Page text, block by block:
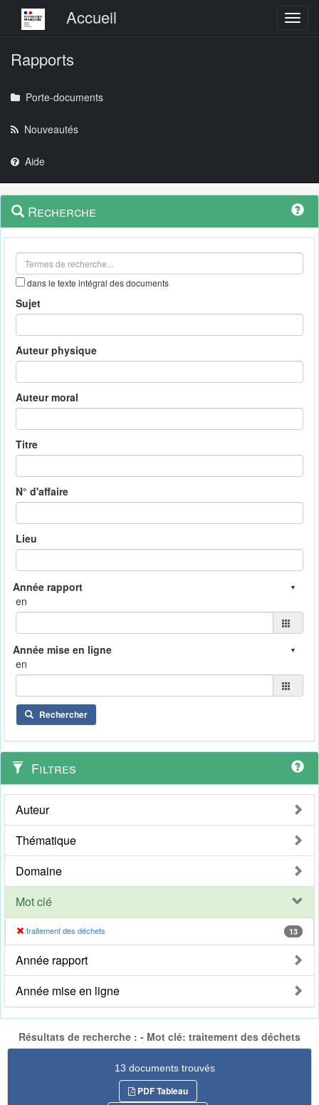
Menu principalAccueil
Rapports
Porte-documents
Nouveautés
Aide
Navigation
outils
Menu
contextuel
Recherche
dans le texte intégral des documents
Sujet
Auteur physique
Auteur moral
Titre
N° d'affaire
Lieu
en
en
Rechercher
Filtres
Auteur
Thématique
Domaine
Mot clé
traitement des déchets 13
Année rapport
Année mise en ligne
Résultats de recherche : - Mot clé: traitement des déchets
13 documents trouvés
PDF Tableau